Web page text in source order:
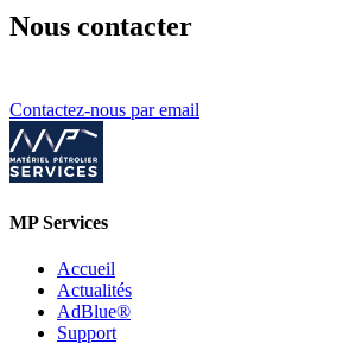
Nous contacter
Contactez-nous par email
MP Services
Accueil
Actualités
AdBlue®
Support